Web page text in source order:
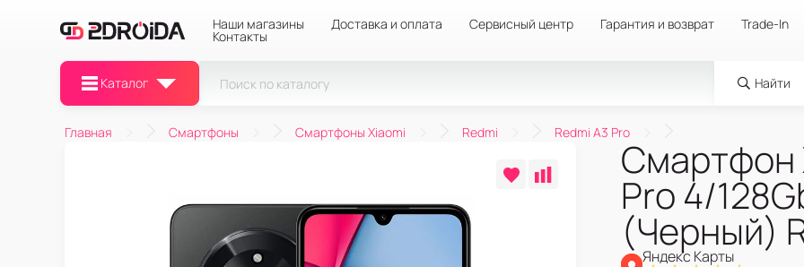
Наши магазины Доставка и оплата Сервисный центр Гарантия и возврат Trade-In
Контакты
Каталог Найти
Главная Смартфоны Смартфоны Xiaomi Redmi Redmi A3 Pro
Смартфон
Pro 4/
(Черный)
Яндекс Карты